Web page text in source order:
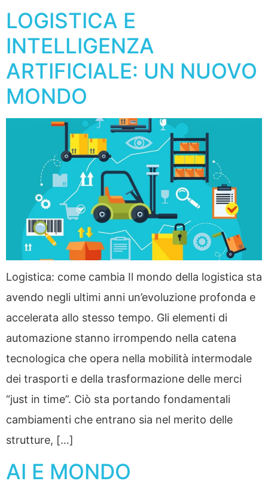
LOGISTICA E
INTELLIGENZA
ARTIFICIALE: UN NUOVO
MONDO
Logistica: come cambia Il mondo della logistica sta
avendo negli ultimi anni un’evoluzione profonda e
accelerata allo stesso tempo. Gli elementi di
automazione stanno irrompendo nella catena
tecnologica che opera nella mobilità intermodale
dei trasporti e della trasformazione delle merci
“just in time”. Ciò sta portando fondamentali
cambiamenti che entrano sia nel merito delle
strutture, […]
AI E MONDO